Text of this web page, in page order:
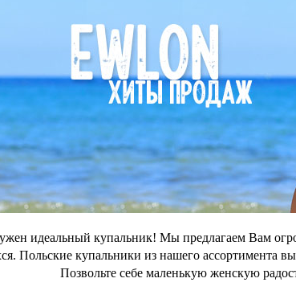
идеальный купальник! Мы предлагаем Вам
Польские купальники из нашего ассортимента
Позвольте себе маленькую женскую